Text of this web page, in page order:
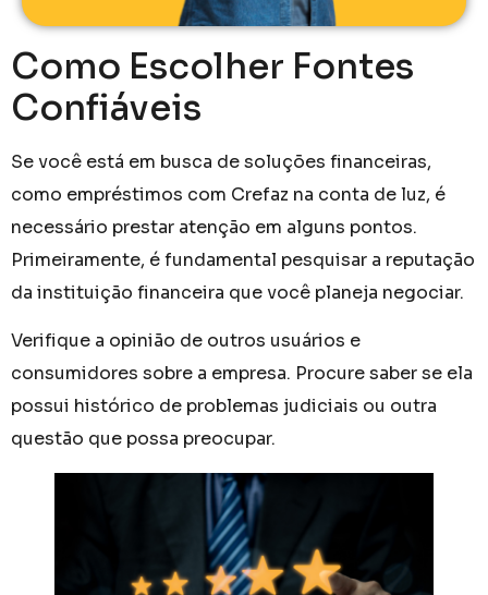
Como Escolher Fontes
Confiáveis
Se você está em busca de soluções financeiras,
como empréstimos com Crefaz na conta de luz, é
necessário prestar atenção em alguns pontos.
Primeiramente, é fundamental pesquisar a reputação
da instituição financeira que você planeja negociar.
Verifique a opinião de outros usuários e
consumidores sobre a empresa. Procure saber se ela
possui histórico de problemas judiciais ou outra
questão que possa preocupar.